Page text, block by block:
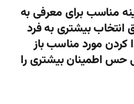
مناسب برای معرفی به
انتخاب بیشتری به فرد
کردن مورد مناسب باز
حس اطمینان بیشتری را